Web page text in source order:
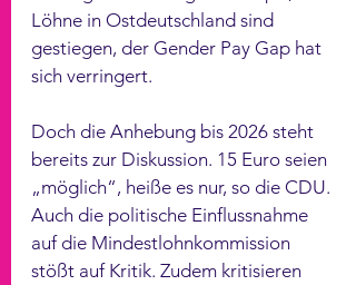
Löhne in Ostdeutschland sind
gestiegen, der Gender Pay Gap hat
sich verringert.
Doch die Anhebung bis 2026 steht
bereits zur Diskussion. 15 Euro seien
„möglich“, heiße es nur, so die CDU.
Auch die politische Einflussnahme
auf die Mindestlohnkommission
stößt auf Kritik. Zudem kritisieren